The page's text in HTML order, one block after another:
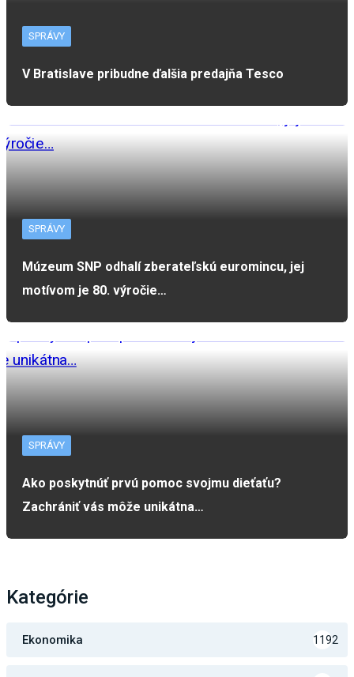
SPRÁVY
V Bratislave pribudne ďalšia predajňa Tesco
SPRÁVY
Múzeum SNP odhalí zberateľskú euromincu, jej
motívom je 80. výročie…
SPRÁVY
Ako poskytnúť prvú pomoc svojmu dieťaťu?
Zachrániť vás môže unikátna…
Kategórie
Ekonomika 1192